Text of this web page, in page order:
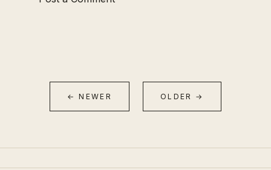
← NEWER OLDER →